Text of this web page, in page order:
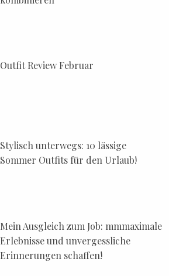
Outfit Review Februar
Stylisch unterwegs: 10 lässige
Sommer Outfits für den Urlaub!
Mein Ausgleich zum Job: mmmaximale
Erlebnisse und unvergessliche
Erinnerungen schaffen!